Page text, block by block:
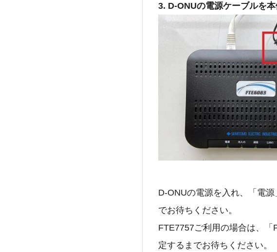
3. D-ONUの電源ケーブルを本
D-ONUの電源を入れ、「電
でお待ちください。
FTE7757ご利用の場合は、
定するまでお待ちください。